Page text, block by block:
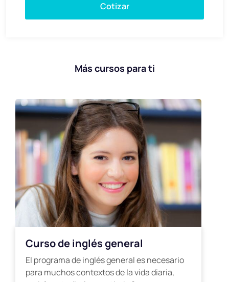
Cotizar
Más cursos para ti
Curso de inglés general
El programa de inglés general es necesario
para muchos contextos de la vida diaria,